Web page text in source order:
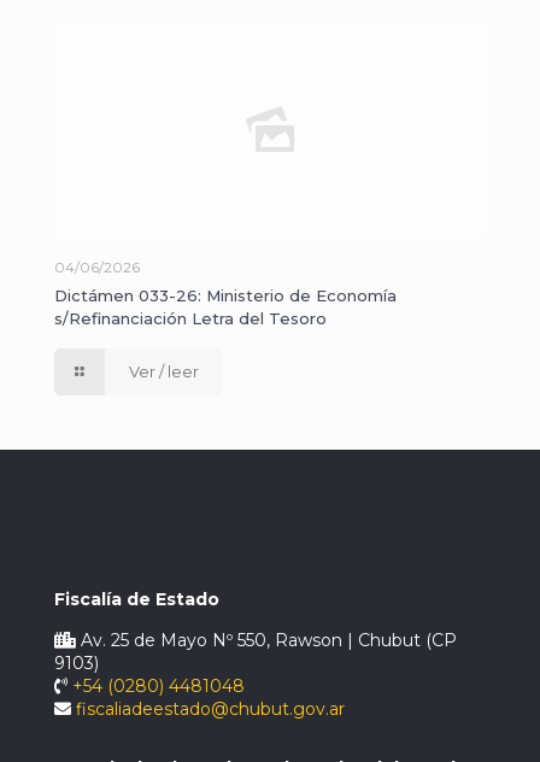
04/06/2026
Dictámen 033-26: Ministerio de Economía
s/Refinanciación Letra del Tesoro
Ver / leer
Fiscalía de Estado
Av. 25 de Mayo Nº 550, Rawson | Chubut (CP
9103)
+54 (0280) 4481048
fiscaliadeestado@chubut.gov.ar